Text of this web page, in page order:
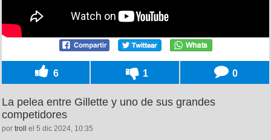
6 1 0
La pelea entre Gillette y uno de sus grandes
competidores
por troll el 5 dic 2024, 10:35